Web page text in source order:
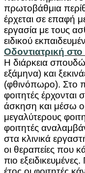
πρωτοβάθμια
έρχεται σε επαφή
εργασία με τους
ειδικού
Οδοντιατρική
Η διάρκεια
εξάμηνα) και
(φθινόπωρο). Στο
φοιτητές έρχονται
άσκηση και μέσω
μεγαλύτερους
φοιτητές
στα κλινικά
οι θεραπείες που
πιο